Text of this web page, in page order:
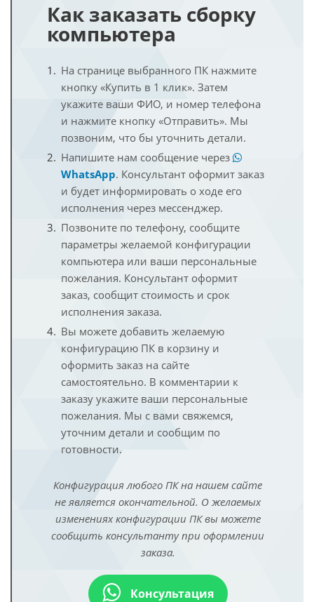
Как заказать сборку
компьютера
На странице выбранного ПК нажмите
кнопку «Купить в 1 клик». Затем
укажите ваши ФИО, и номер телефона
и нажмите кнопку «Отправить». Мы
позвоним, что бы уточнить детали.
Напишите нам сообщение через
WhatsApp. Консультант оформит заказ
и будет информировать о ходе его
исполнения через мессенджер.
Позвоните по телефону, сообщите
параметры желаемой конфигурации
компьютера или ваши персональные
пожелания. Консультант оформит
заказ, сообщит стоимость и срок
исполнения заказа.
Вы можете добавить желаемую
конфигурацию ПК в корзину и
оформить заказ на сайте
самостоятельно. В комментарии к
заказу укажите ваши персональные
пожелания. Мы с вами свяжемся,
уточним детали и сообщим по
готовности.
Конфигурация любого ПК на нашем сайте
не является окончательной. О желаемых
изменениях конфигурации ПК вы можете
сообщить консультанту при оформлении
заказа.
Консультация